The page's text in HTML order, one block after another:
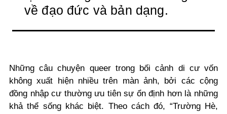
về đạo đức và bản dạng.
Những câu chuyện queer trong bối cảnh di cư vốn
không xuất hiện nhiều trên màn ảnh, bởi các cộng
đồng nhập cư thường ưu tiên sự ổn định hơn là những
khả thể sống khác biệt. Theo cách đó, “Trường Hè,